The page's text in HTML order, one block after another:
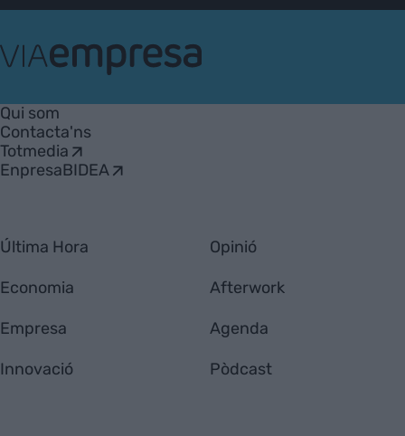
Empresa
Qui som
Contacta'ns
Totmedia
EnpresaBIDEA
Última Hora
Economia
Empresa
Innovació
Opinió
Afterwork
Agenda
Pòdcast